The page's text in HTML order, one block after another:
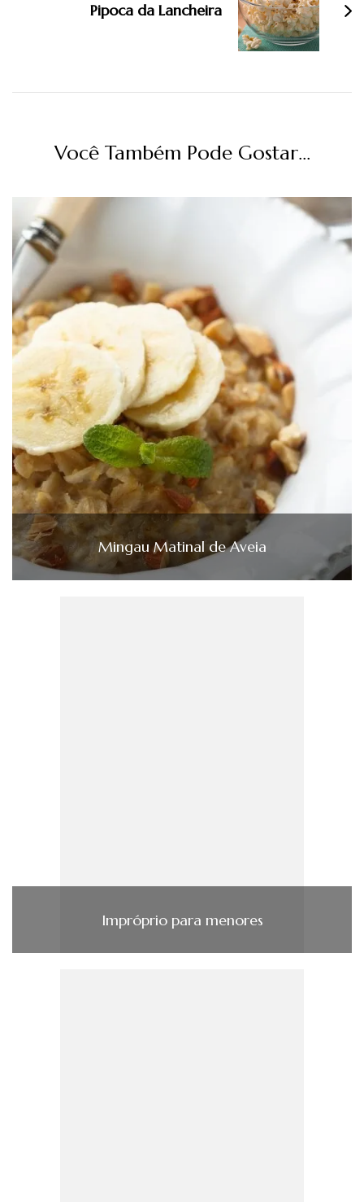
Pipoca da Lancheira
Você Também Pode Gostar...
Mingau Matinal de Aveia
Impróprio para menores